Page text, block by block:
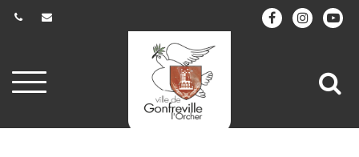
Aller
à
navigation
à